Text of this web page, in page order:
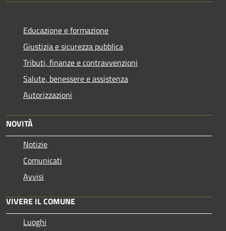
Educazione e formazione
Giustizia e sicurezza pubblica
Tributi, finanze e contravvenzioni
Salute, benessere e assistenza
Autorizzazioni
NOVITÀ
Notizie
Comunicati
Avvisi
VIVERE IL COMUNE
Luoghi